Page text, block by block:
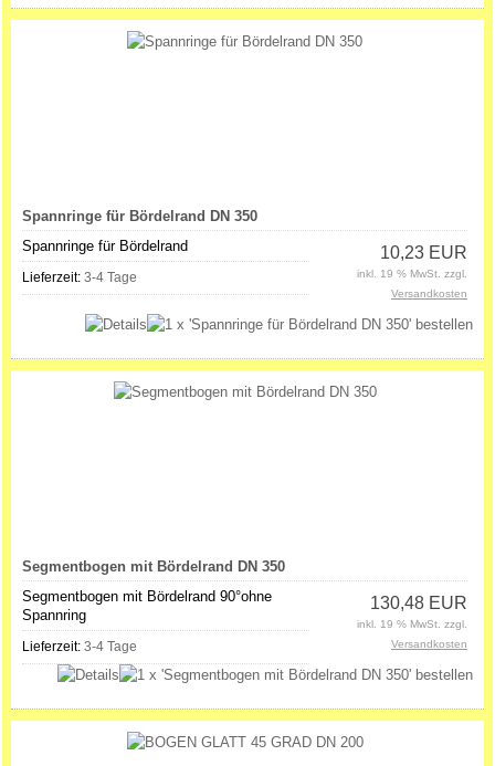
Spannringe für Bördelrand DN 350
Spannringe für Bördelrand
Lieferzeit: 3-4 Tage
10,23 EUR
inkl. 19 % MwSt. zzgl.
Versandkosten
Segmentbogen mit Bördelrand DN 350
Segmentbogen mit Bördelrand 90°ohne
Spannring
Lieferzeit: 3-4 Tage
130,48 EUR
inkl. 19 % MwSt. zzgl.
Versandkosten